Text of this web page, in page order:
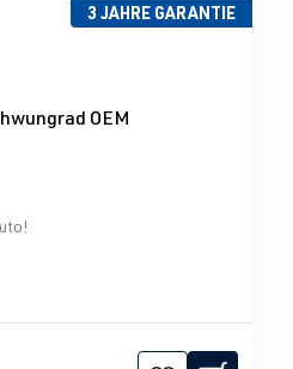
3 JAHRE GARANTIE
von 0 von 5 Sternen
OEM